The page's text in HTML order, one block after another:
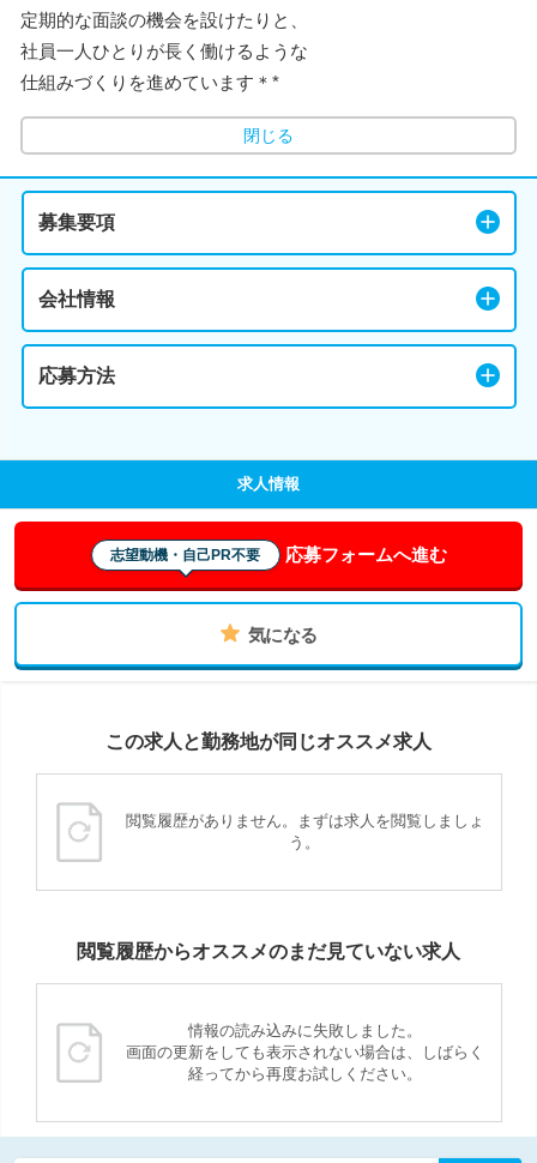
定期的な面談の機会を設けたりと、
社員一人ひとりが長く働けるような
仕組みづくりを進めています＊*
閉じる
募集要項
会社情報
応募方法
求人情報
志望動機・自己PR不要 応募フォームへ進む
気になる
この求人と勤務地が同じオススメ求人
閲覧履歴がありません。まずは求人を閲覧しましょ
う。
閲覧履歴からオススメのまだ見ていない求人
情報の読み込みに失敗しました。
画面の更新をしても表示されない場合は、しばらく
経ってから再度お試しください。